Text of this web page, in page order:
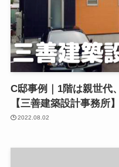
C邸事例｜1階は親世代
【三善建築設計事務所】
2022.08.02